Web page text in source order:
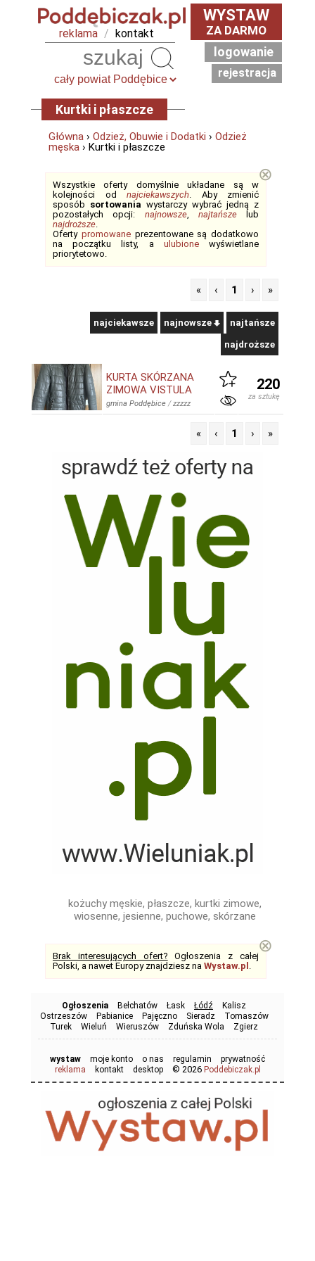
reklama / kontakt
WYSTAW
ZA DARMO
logowanie
rejestracja
Kurtki i płaszcze
Główna › Odzież, Obuwie i Dodatki › Odzież
męska › Kurtki i płaszcze
Wszystkie oferty domyślnie układane są w
kolejności od najciekawszych. Aby zmienić
sposób sortowania wystarczy wybrać jedną z
pozostałych opcji: najnowsze, najtańszelub
najdroższe.
Oferty promowaneprezentowane są dodatkowo
na początku listy, a ulubionewyświetlane
priorytetowo.
⊗
« ‹ 1 › »
najciekawsze najnowsze najtańsze
najdroższe
KURTA SKÓRZANA
ZIMOWA VISTULA
gmina Poddębice /zzzzz
220
za sztukę
« ‹ 1 › »
kożuchy męskie, płaszcze, kurtki zimowe,
wiosenne, jesienne, puchowe, skórzane
Brak interesujących ofert? Ogłoszenia z całej
Polski, a nawet Europy znajdziesz na Wystaw.pl .
⊗
Ogłoszenia Bełchatów Łask Łódź
Kalisz
Ostrzeszów
Pabianice Pajęczno Sieradz
Tomaszów
Turek
Wieluń Wieruszów Zduńska Wola Zgierz
wystaw moje konto o nas regulamin
prywatność
reklama
kontakt desktop © 2026 Poddebiczak.pl